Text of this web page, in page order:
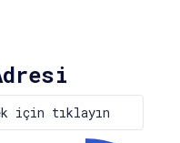
için tıklayın